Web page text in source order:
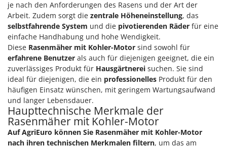
P
Palazzetti
Palumbo Pavi
Partisani
Paterlini
Philips
Pramac
Prismafood
R
R.G.V.
je nach den Anforderungen des Rasens und der Art der
Arbeit. Zudem sorgt die zentrale Höheneinstellung, das
selbstfahrende System und die pivotierenden Räder für eine
einfache Handhabung und hohe Wendigkeit.
Diese Rasenmäher mit Kohler-Motor sind sowohl für
erfahrene Benutzer als auch für diejenigen geeignet, die ein
zuverlässiges Produkt für Hausgärtnerei suchen. Sie sind
ideal für diejenigen, die ein professionelles Produkt für den
häufigen Einsatz wünschen, mit geringem Wartungsaufwand
und langer Lebensdauer.
Haupttechnische Merkmale der
Rasenmäher mit Kohler-Motor
Auf AgriEuro können Sie Rasenmäher mit Kohler-Motor
nach ihren technischen Merkmalen filtern, um das am